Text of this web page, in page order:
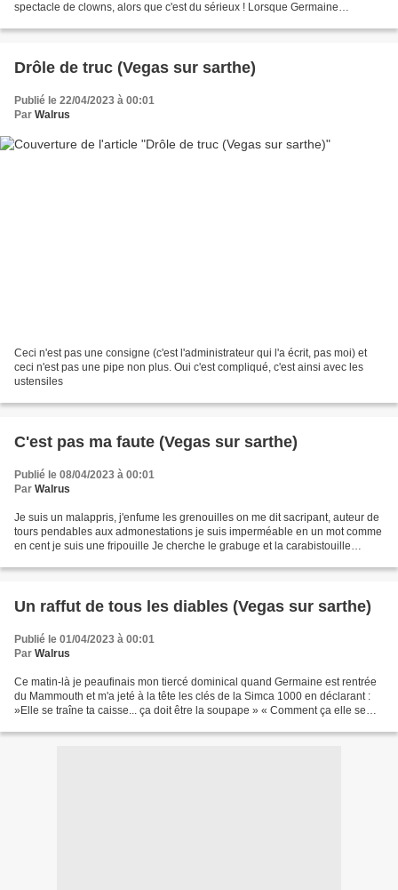
spectacle de clowns, alors que c'est du sérieux ! Lorsque Germaine
Drôle de truc (Vegas sur sarthe)
Publié le 22/04/2023 à 00:01
Par Walrus
Ceci n'est pas une consigne (c'est l'administrateur qui l'a écrit, pas moi) et
ceci n'est pas une pipe non plus. Oui c'est compliqué, c'est ainsi avec les
ustensiles
C'est pas ma faute (Vegas sur sarthe)
Publié le 08/04/2023 à 00:01
Par Walrus
Je suis un malappris, j'enfume les grenouilles on me dit sacripant, auteur de
tours pendables aux admonestations je suis imperméable en un mot comme
en cent je suis une fripouille Je cherche le grabuge et la carabistouille
Un raffut de tous les diables (Vegas sur sarthe)
Publié le 01/04/2023 à 00:01
Par Walrus
Ce matin-là je peaufinais mon tiercé dominical quand Germaine est rentrée
du Mammouth et m'a jeté à la tête les clés de la Simca 1000 en déclarant :
»Elle se traîne ta caisse... ça doit être la soupape » « Comment ça elle se